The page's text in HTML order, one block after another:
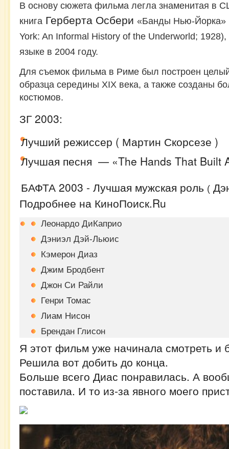
В основу сюжета фильма легла знаменитая в
книга Герберта Осбери «Банды Нью-Йорка»
York: An Informal History of the Underworld;
языке в 2004 году.
Для съемок фильма в Риме был построен
образца середины XIX века, а также созданы
костюмов.
ЗГ 2003:
Лучший режиссер ( Мартин Скорсезе )
Лучшая песня — «The Hands That Built
БАФТА 2003 - Лучшая мужская роль (
Подробнее на КиноПоиск.Ru
Леонардо ДиКаприо
Дэниэл Дэй-Льюис
Кэмерон Диаз
Джим Бродбент
Джон Си Райли
Генри Томас
Лиам Нисон
Брендан Глисон
Я этот фильм уже начинала смотреть и
Решила вот добить до конца.
Больше всего Диас понравилась. А
поставила. И то из-за явного моего